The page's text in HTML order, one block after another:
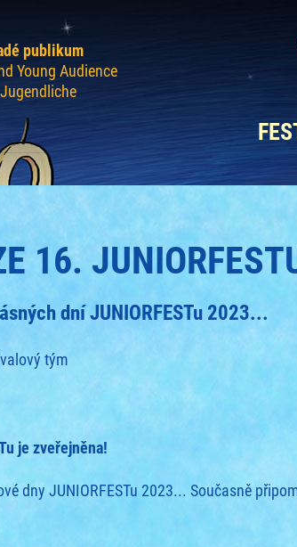
publikum
Young Audience
16.
dní JUNIORFESTu 2023...
tým
je zveřejněna!
dny JUNIORFESTu 2023... Současně